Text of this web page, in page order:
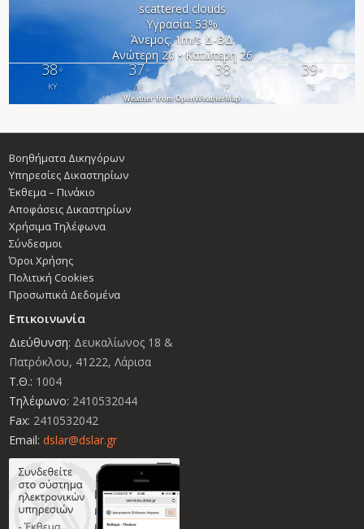
scattered clouds
Υγρασία: 53%
Άνεμος: 1m/s Δ-ΒΔ
Ανώτερη 26 • Κατώτερη 26
38°
ΚΥ
37°
ΔΕ
38°
ΤΡ
39°
ΤΕ
Weather from OpenWeatherMap
Βοηθήματα Δικηγόρων
Υπηρεσίες Δικαστηρίων
Έκθεμα – Πινάκιο
Αποφάσεις Δικαστηρίων
Χρήσιμα Τηλέφωνα
Σύνδεσμοι
Όροι Χρήσης
Πολιτική Cookies
Προσωπικά Δεδομένα
Επικοινωνία
Διεύθυνση: Δευκαλίωνος 18 &
Πατρόκλου, 41222, Λάρισα
Τ.Θ.: 1004
Τηλέφωνο: 2410532044
Fax: 2410532042
Email: dslar@dslar.gr